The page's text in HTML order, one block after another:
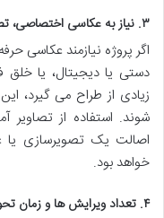
۳. نیاز به عکاسی اختصاصی، تصویرسازی، یا فتومونتاژ پیچیده
اگر پروژه نیازمند عکاسی
دستی یا دیجیتال، یا خلق
زیادی از طراح می گیرد،
شوند. استفاده از تصاویر
اصالت یک تصویرسازی یا
خواهد بود.
۴. تعداد ویرایش ها و زمان تحویل پروژه